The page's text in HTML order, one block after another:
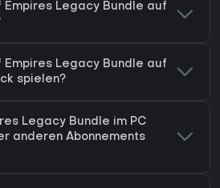
Empires Legacy Bundle auf
Empires Legacy Bundle auf
spielen?
Legacy Bundle im PC
anderen Abonnements